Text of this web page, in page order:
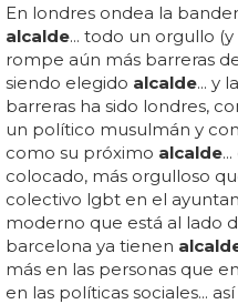
En londres ondea la
alcalde... todo un orgullo
rompe aún más barreras
siendo elegido alcalde... y
barreras ha sido londres,
un político musulmán y
como su próximo alcalde
colocado, más orgulloso
colectivo lgbt en el
moderno que está al lado
barcelona ya tienen
más en las personas que
en las políticas sociales...